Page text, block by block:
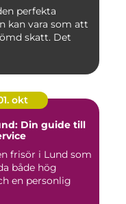
perfekta
kan vara som att
skatt. Det
okt
Din guide till
frisör i Lund som
både hög
en personlig